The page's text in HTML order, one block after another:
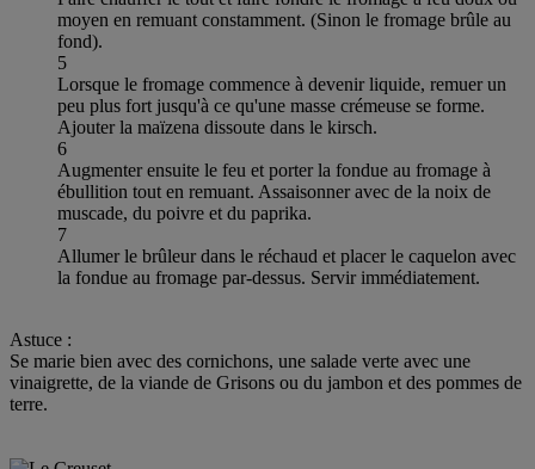
moyen en remuant constamment. (Sinon le fromage brûle au
fond).
5
Lorsque le fromage commence à devenir liquide, remuer un
peu plus fort jusqu'à ce qu'une masse crémeuse se forme.
Ajouter la maïzena dissoute dans le kirsch.
6
Augmenter ensuite le feu et porter la fondue au fromage à
ébullition tout en remuant. Assaisonner avec de la noix de
muscade, du poivre et du paprika.
7
Allumer le brûleur dans le réchaud et placer le caquelon avec
la fondue au fromage par-dessus. Servir immédiatement.
Astuce :
Se marie bien avec des cornichons, une salade verte avec une
vinaigrette, de la viande de Grisons ou du jambon et des pommes de
terre.